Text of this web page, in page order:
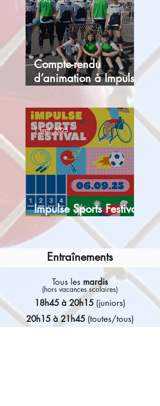
Compte-rendu
d’animation à Impulse
sports Festival, le 6
septembre 2025
Impulse Sports Festival
- 6 Septembre 2025
1 sept. 2025
Entraînements
Tous les mardis
(hors vacances scolaires)
18h45 à 20h15 (juniors)
20h15 à 21h45 (toutes/tous)